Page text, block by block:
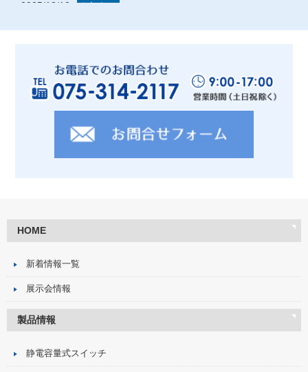
2025/12/19
臨時休業のお知らせ
2025/11/07 展示会情報
2025年11月20日～21日 「ものづくりパートナーフォーラム
展示会情報
2025年10月1日～3日 「ものづくりワールド大阪2025」へ
2025/05/22
2025年4月9日～11日 「Medtec japan」へ出展致します。
HOME
新着情報一覧
展示会情報
製品情報
静電容量式スイッチ